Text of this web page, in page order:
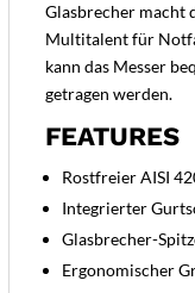
Glasbrecher macht
Multitalent für
kann das Messer
getragen werden.
FEATURES
Rostfreier AISI
Integrierter
Glasbrecher-
Ergonomischer